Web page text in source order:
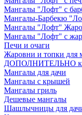
Мангалы "Лофт" с
Мангалы-Барбекю
Мангалы "Лофт"
Мангалы "Лофт" с
Печи и очаги
Жаровни и топки для
ДОПОЛНИТЕЛЬНО к
Мангалы для дачи
Мангалы с крышей
Мангалы гриль
Дешевые мангалы
Шашлычницы для